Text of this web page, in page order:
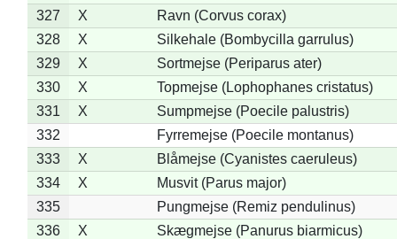
327
X
Ravn (Corvus corax)
328
X
Silkehale (Bombycilla garrulus)
329
X
Sortmejse (Periparus ater)
330
X
Topmejse (Lophophanes cristatus)
331
X
Sumpmejse (Poecile palustris)
332
Fyrremejse (Poecile montanus)
333
X
Blåmejse (Cyanistes caeruleus)
334
X
Musvit (Parus major)
335
Pungmejse (Remiz pendulinus)
336
X
Skægmejse (Panurus biarmicus)